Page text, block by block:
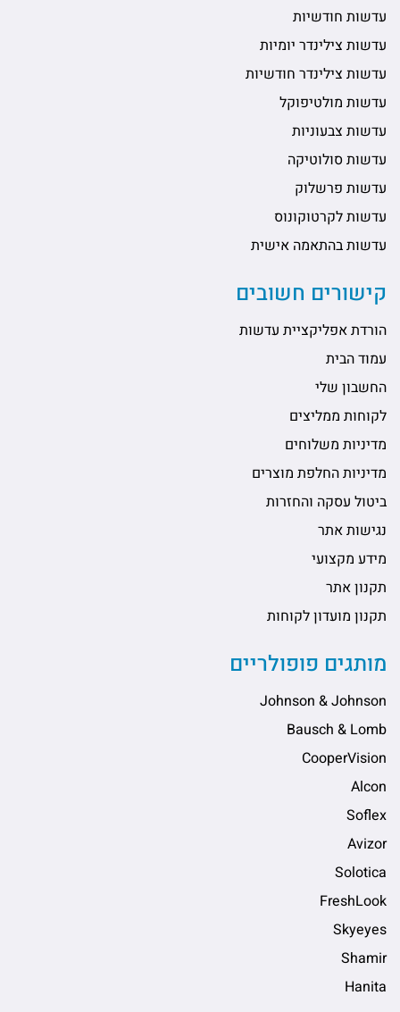
עדשות חודשיות
עדשות צילינדר יומיות
עדשות צילינדר חודשיות
עדשות מולטיפוקל
עדשות צבעוניות
עדשות סולוטיקה
עדשות פרשלוק
עדשות לקרטוקונוס
עדשות בהתאמה אישית
קישורים חשובים
הורדת אפליקציית עדשות
עמוד הבית
החשבון שלי
לקוחות ממליצים
מדיניות משלוחים
מדיניות החלפת מוצרים
ביטול עסקה והחזרות
נגישות אתר
מידע מקצועי
תקנון אתר
תקנון מועדון לקוחות
מותגים פופולריים
Johnson & Johnson
Bausch & Lomb
CooperVision
Alcon
Soflex
Avizor
Solotica
FreshLook
Skyeyes
Shamir
Hanita